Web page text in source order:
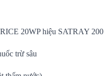
20WP hiệu SATRAY 200
trừ sâu